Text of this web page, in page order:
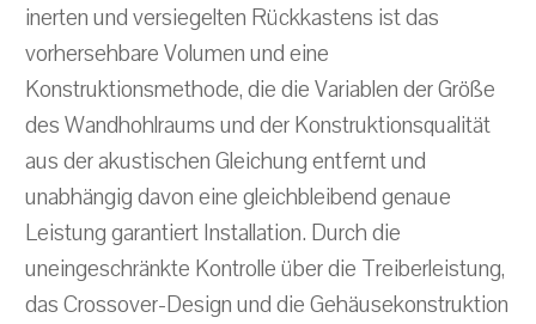
inerten und versiegelten Rückkastens ist das
vorhersehbare Volumen und eine
Konstruktionsmethode, die die Variablen der Größe
des Wandhohlraums und der Konstruktionsqualität
aus der akustischen Gleichung entfernt und
unabhängig davon eine gleichbleibend genaue
Leistung garantiert Installation. Durch die
uneingeschränkte Kontrolle über die Treiberleistung,
das Crossover-Design und die Gehäusekonstruktion